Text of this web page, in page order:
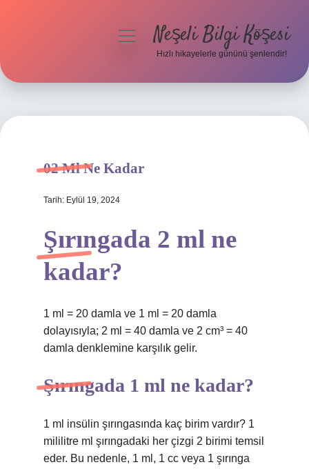
Hakkımızda
menüyüNeşeli Bilgi Köşesi
Hızlı hikayelerle gününü şenlendir!
02 Ml Ne Kadar
Tarih: Eylül 19, 2024
Şırıngada 2 ml ne
kadar?
1 ml = 20 damla ve 1 ml = 20 damla
dolayısıyla; 2 ml = 40 damla ve 2 cm³ = 40
damla denklemine karşılık gelir.
Şırıngada 1 ml ne kadar?
1 ml insülin şırıngasında kaç birim vardır? 1
mililitre ml şırıngadaki her çizgi 2 birimi temsil
eder. Bu nedenle, 1 ml, 1 cc veya 1 şırınga